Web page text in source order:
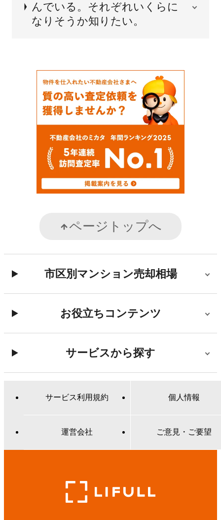
んでいる。それぞれいくらに
なりそうか知りたい。
ページトップへ
市区別マンション売却相場
お役立ちコンテンツ
サービスから探す
サービス利用規約 個人情報
運営会社 ご意見・ご要望